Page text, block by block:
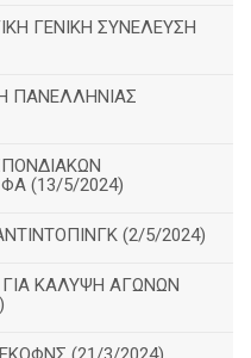
ΓΕΝΙΚΗ ΣΥΝΕΛΕΥΣΗ
ΠΑΝΕΛΛΗΝΙΑΣ
(13/5/2024)
(2/5/2024)
ΚΑΛΥΨΗ ΑΓΩΝΩΝ